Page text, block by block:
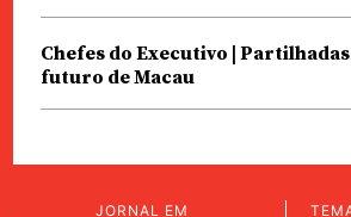
Chefes do Executivo |
futuro de Macau
JORNAL EM